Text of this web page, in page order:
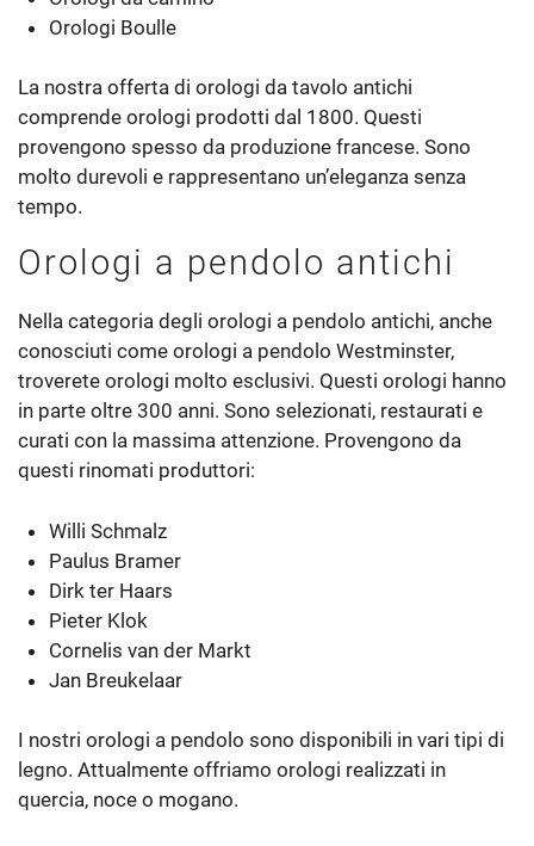
Orologi Boulle
La nostra offerta di orologi da tavolo antichi
comprende orologi prodotti dal 1800. Questi
provengono spesso da produzione francese. Sono
molto durevoli e rappresentano un’eleganza senza
tempo.
Orologi a pendolo antichi
Nella categoria degli orologi a pendolo antichi, anche
conosciuti come orologi a pendolo Westminster,
troverete orologi molto esclusivi. Questi orologi hanno
in parte oltre 300 anni. Sono selezionati, restaurati e
curati con la massima attenzione. Provengono da
questi rinomati produttori:
Willi Schmalz
Paulus Bramer
Dirk ter Haars
Pieter Klok
Cornelis van der Markt
Jan Breukelaar
I nostri orologi a pendolo sono disponibili in vari tipi di
legno. Attualmente offriamo orologi realizzati in
quercia, noce o mogano.